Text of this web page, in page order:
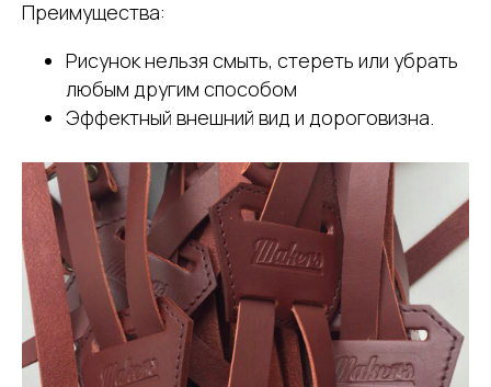
Преимущества:
Рисунок нельзя смыть, стереть или убрать
любым другим способом
Эффектный внешний вид и дороговизна.